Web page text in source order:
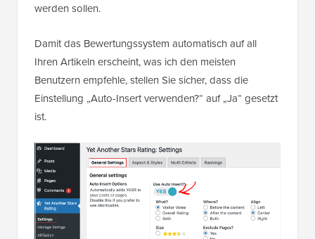
werden sollen.
Damit das Bewertungssystem automatisch auf all
Ihren Artikeln erscheint, was ich den meisten
Benutzern empfehle, stellen Sie sicher, dass die
Einstellung „Auto-Insert verwenden?“ auf „Ja“ gesetzt
ist.